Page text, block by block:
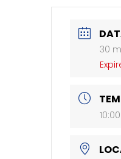
30
10:00